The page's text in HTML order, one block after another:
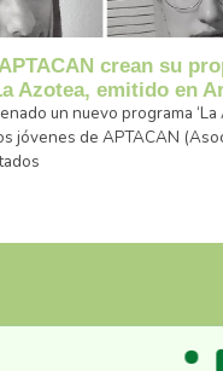
crean su
Azotea, emitido en
un nuevo programa ‘La
jóvenes de APTACAN